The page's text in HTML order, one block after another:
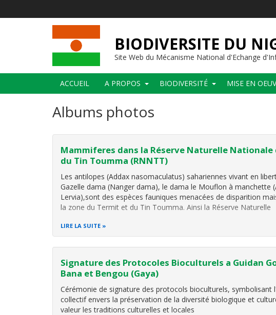
BIODIVERSITE DU
Site Web du Mécanisme National d'Echange
Main
navigation
ACCUEIL A PROPOS BIODIVERSITÉ MISE EN
Albums photos
Mammiferes dans la Réserve Naturelle
du Tin Toumma (RNNTT)
Les antilopes (Addax nasomaculatus) sahariennes vivant en
Gazelle dama (Nanger dama), le dama le Mouflon à manchette
Lervia),sont des espèces fauniques menacées de disparition
la zone du Termit et du Tin Toumma. Ainsi la Réserve Naturelle
LIRE LA SUITE
Signature des Protocoles Bioculturels a Guidan
Bana et Bengou (Gaya)
Cérémonie de signature des protocols bioculturels, symbolisant
collectif envers la préservation de la diversité biologique et
valeur les traditions culturelles et locales